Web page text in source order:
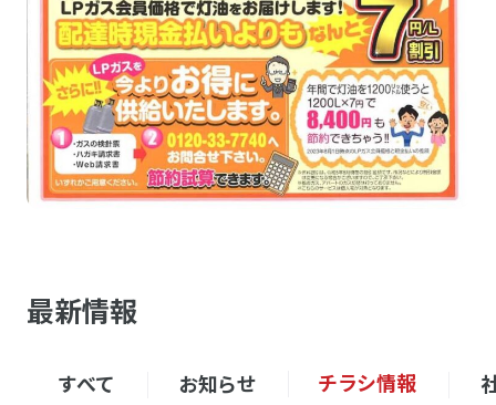
最新情報
すべて お知らせ チラシ情報